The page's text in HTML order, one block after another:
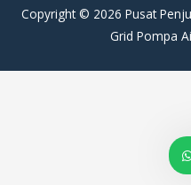
di
Copyright © 2026 Pusat
Grid Pompa